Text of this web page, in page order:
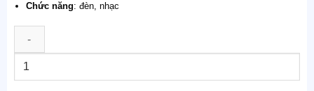
Chức năng: đèn, nhạc
Số